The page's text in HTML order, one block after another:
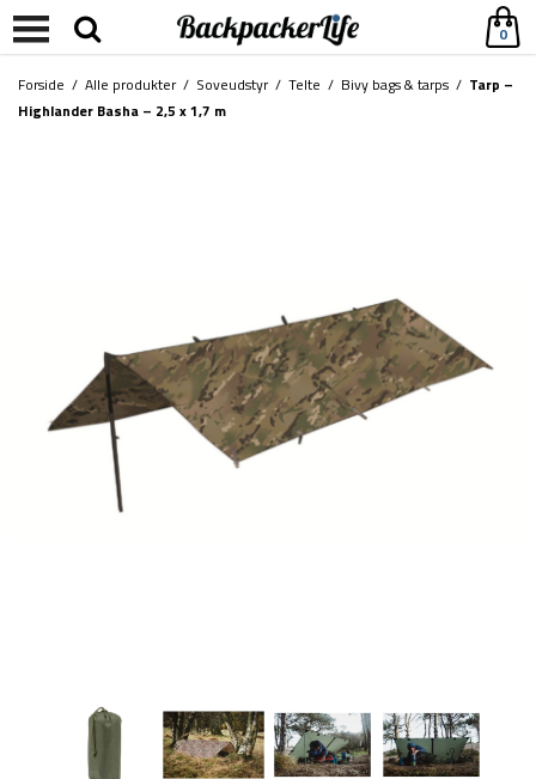
0
Forside / Alle produkter/ Soveudstyr/ Telte / Bivy bags & tarps / Tarp –
Highlander Basha – 2,5 x 1,7 m